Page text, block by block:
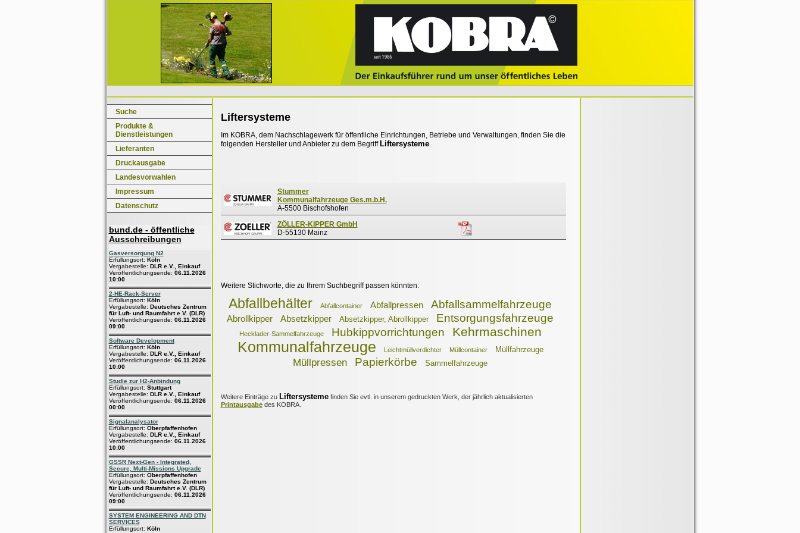
Suche
Produkte &
Dienstleistungen
Lieferanten
Druckausgabe
Landesvorwahlen
Impressum
Datenschutz
bund.de - öffentliche
Ausschreibungen
Gasversorgung N2
Erfüllungsort: Köln
Vergabestelle: DLR e.V., Einkauf
Veröffentlichungsende: 06.11.2026
10:00
2-HE-Rack-Server
Erfüllungsort: Köln
Vergabestelle: Deutsches Zentrum
für Luft- und Raumfahrt e.V. (DLR)
Veröffentlichungsende: 06.11.2026
09:00
Software Development
Erfüllungsort: Köln
Vergabestelle: DLR e.V., Einkauf
Veröffentlichungsende: 06.11.2026
10:00
Studie zur H2-Anbindung
Erfüllungsort: Stuttgart
Vergabestelle: DLR e.V., Einkauf
Veröffentlichungsende: 06.11.2026
00:00
Signalanalysator
Erfüllungsort: Oberpfaffenhofen
Vergabestelle: DLR e.V., Einkauf
Veröffentlichungsende: 06.11.2026
10:00
GSSR Next-Gen - Integrated,
Secure, Multi-Missions Upgrade
Erfüllungsort: Oberpfaffenhofen
Vergabestelle: Deutsches Zentrum
für Luft- und Raumfahrt e.V. (DLR)
Veröffentlichungsende: 06.11.2026
09:00
SYSTEM ENGINEERING AND DTN
SERVICES
Erfüllungsort: Köln
Liftersysteme
Im KOBRA, dem Nachschlagewerk für öffentliche Einrichtungen, Betriebe und Verwaltungen, finden Sie die
folgenden Hersteller und Anbieter zu dem Begriff Liftersysteme.
Stummer
Kommunalfahrzeuge Ges.m.b.H.
A-5500 Bischofshofen
ZÖLLER-KIPPER GmbH
D-55130 Mainz
Weitere Stichworte, die zu Ihrem Suchbegriff passen könnten:
Abfallbehälter Abfallcontainer Abfallpressen Abfallsammelfahrzeuge
Abrollkipper Absetzkipper Absetzkipper, Abrollkipper Entsorgungsfahrzeuge
Hecklader-Sammelfahrzeuge Hubkippvorrichtungen Kehrmaschinen
Kommunalfahrzeuge Leichtmüllverdichter Müllcontainer Müllfahrzeuge
Müllpressen Papierkörbe Sammelfahrzeuge
Weitere Einträge zu Liftersystemefinden Sie evtl. in unserem gedruckten Werk, der jährlich aktualisierten
Printausgabedes KOBRA.